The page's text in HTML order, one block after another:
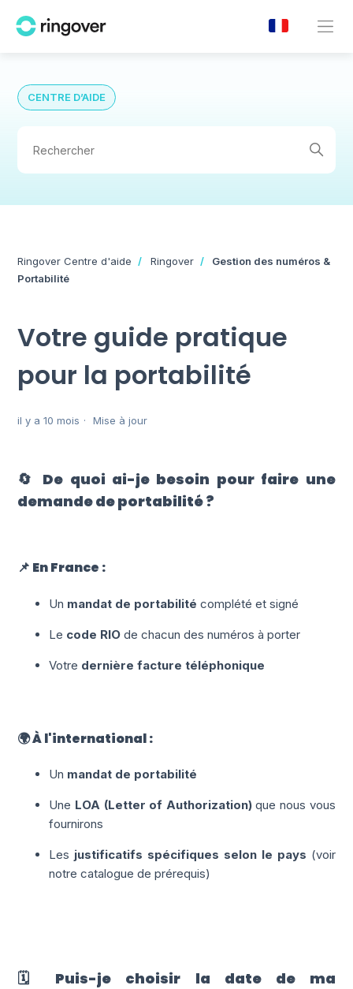
CENTRE D’AIDE
Ringover Centre d'aide Ringover
Gestion des numéros &
Portabilité
Votre guide pratique
pour la portabilité
il y a 10 mois Mise à jour
🔄 De quoi ai-je besoin pour faire une
demande de portabilité ?
📌 En France :
Un mandat de portabilité complété et signé
Le code RIO de chacun des numéros à porter
Votre dernière facture téléphonique
🌍 À l'international :
Un mandat de portabilité
Une LOA (Letter of Authorization)que nous vous
fournirons
Les justificatifs spécifiques selon le pays (voir
notre catalogue de prérequis)
🗓️ Puis-je choisir la date de ma